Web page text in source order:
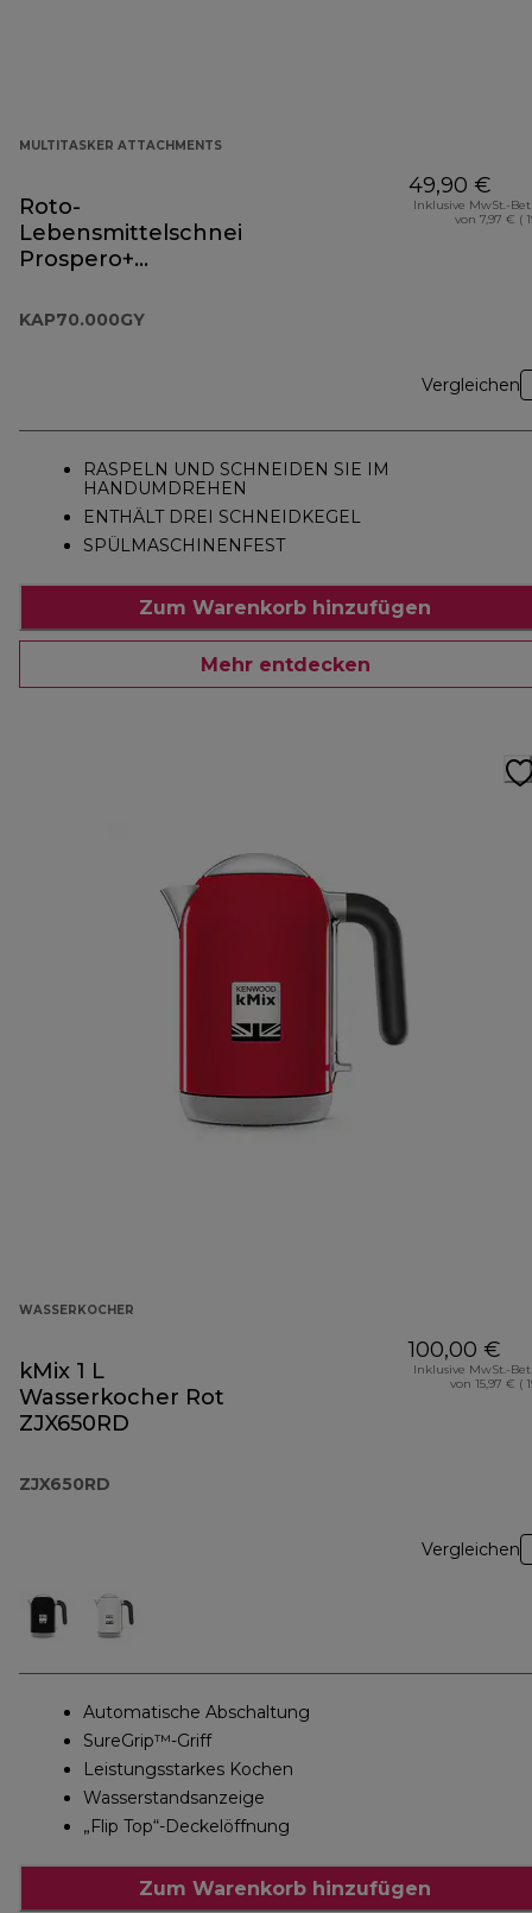
MULTITASKER ATTACHMENTS
Roto-
Lebensmittelschneider
Prospero+
KAP70.000GY
KAP70.000GY
49,90 €
Inklusive MwSt.-
von 7,97 € (
Vergleichen
RASPELN UND SCHNEIDEN SIE IM
HANDUMDREHEN
ENTHÄLT DREI SCHNEIDKEGEL
SPÜLMASCHINENFEST
Zum Warenkorb hinzufügen
Mehr entdecken
WASSERKOCHER
kMix 1 L
Wasserkocher Rot
ZJX650RD
ZJX650RD
100,00 €
Inklusive MwSt.-
von 15,97 € (
Vergleichen
Automatische Abschaltung
SureGrip™-Griff
Leistungsstarkes Kochen
Wasserstandsanzeige
„Flip Top“-Deckelöffnung
Zum Warenkorb hinzufügen